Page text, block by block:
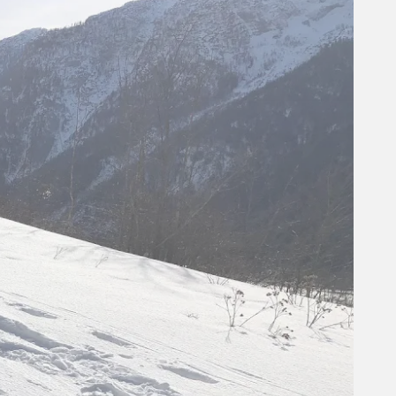
Fakta om Østrig - Lofer
Den hyggelige by Lofer ligger i Tyrol i
Pinzgau-regionen i Østrig, i dalen med ​​
Saalach-floden og for foden af Lofer-
bjergene. Camping Grub, der er kåret til